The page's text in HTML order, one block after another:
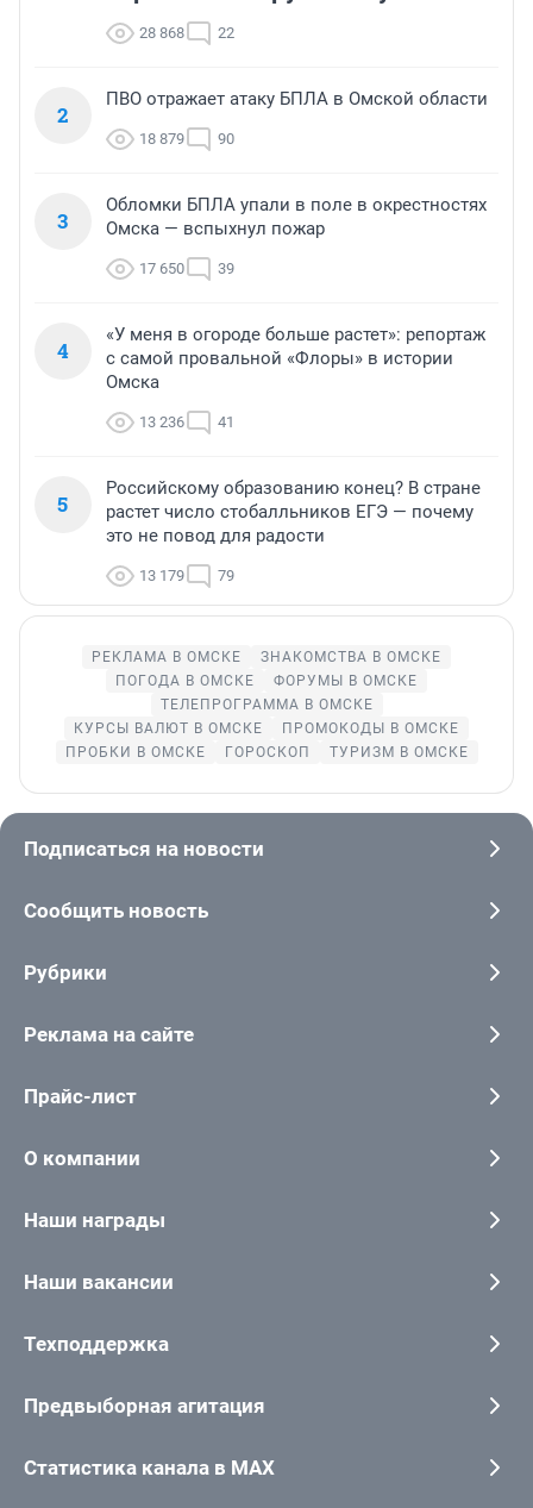
28 868 22
2
ПВО отражает атаку БПЛА в Омской области
18 879 90
3
Обломки БПЛА упали в поле в окрестностях
Омска — вспыхнул пожар
17 650 39
4
«У меня в огороде больше растет»: репортаж
с самой провальной «Флоры» в истории
Омска
13 236 41
5
Российскому образованию конец? В стране
растет число стобалльников ЕГЭ — почему
это не повод для радости
13 179 79
РЕКЛАМА В ОМСКЕ
ЗНАКОМСТВА В ОМСКЕ
ПОГОДА В ОМСКЕ
ФОРУМЫ В ОМСКЕ
ТЕЛЕПРОГРАММА В ОМСКЕ
КУРСЫ ВАЛЮТ В ОМСКЕ
ПРОМОКОДЫ В ОМСКЕ
ПРОБКИ В ОМСКЕ
ГОРОСКОП ТУРИЗМ В ОМСКЕ
Подписаться на новости
Сообщить новость
Рубрики
Реклама на сайте
Прайс-лист
О компании
Наши награды
Наши вакансии
Техподдержка
Предвыборная агитация
Статистика канала в MAX